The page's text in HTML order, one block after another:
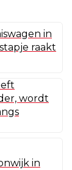
in
raakt
wordt
in